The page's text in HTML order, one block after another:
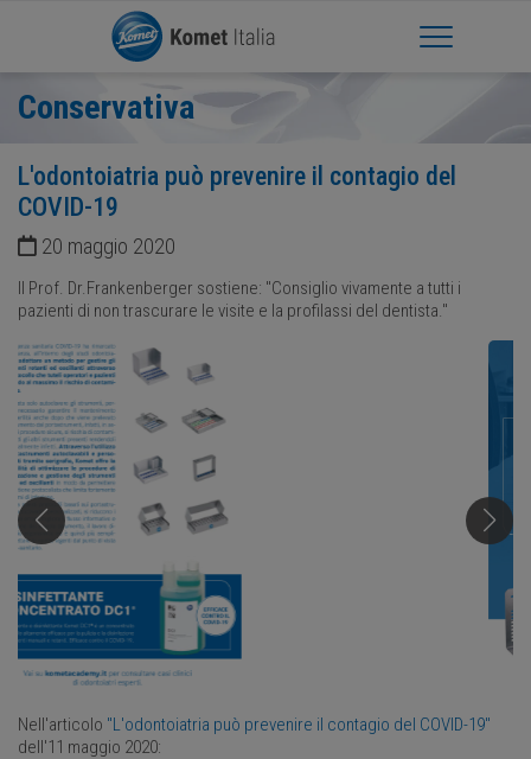
Apri Menu
Conservativa
L'odontoiatria può prevenire il contagio del
COVID-19
20 maggio 2020
Il Prof. Dr.Frankenberger sostiene: "Consiglio vivamente a tutti i
pazienti di non trascurare le visite e la profilassi del dentista."
Nell'articolo "L'odontoiatria può prevenire il contagio del COVID-19"
dell'11 maggio 2020: